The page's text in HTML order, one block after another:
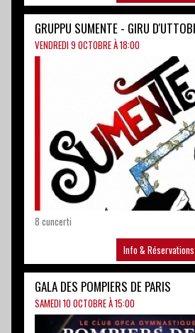
8 cuncerti
Info & Réservations
GALA DES POMPIERS DE PARIS
SAMEDI 10 OCTOBRE À 15:00